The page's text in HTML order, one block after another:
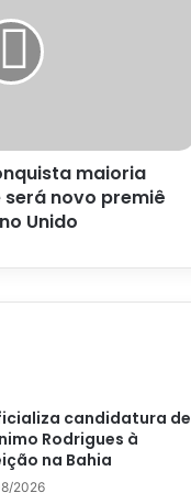
maioria
novo premiê
Unido
candidatura de
Rodrigues à
na Bahia
2026